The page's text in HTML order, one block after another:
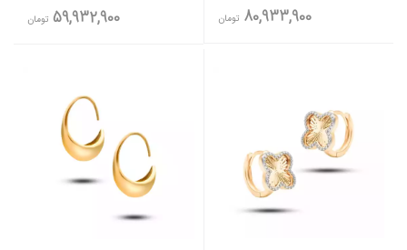
80,933,900 تومان 59,932,900 تومان